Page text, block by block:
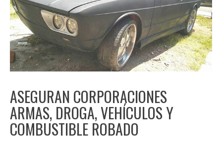
ASEGURAN CORPORACIONES
ARMAS, DROGA, VEHÍCULOS Y
COMBUSTIBLE ROBADO